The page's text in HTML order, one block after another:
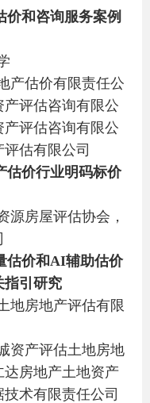
价和咨询服务案例
产估价有限责任公
评估咨询有限公
评估咨询有限公
估有限公司
估价行业明码标价
源房屋评估协会，
估价和AI辅助估价
指引研究
地房地产评估有限
资产评估土地房地
房地产土地资产
术有限责任公司